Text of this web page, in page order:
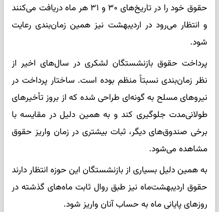
حقوق خود را در تاریخ‌های ۳۰ و ۳۱ هر ماه دریافت می‌کنند
و انتظار می‌رود در اردیبهشت نیز همین زمان‌بندی رعایت
شود.
پرداخت حقوق بازنشستگان لشکری در سال‌های اخیر از
نظر زمان‌بندی نسبتاً منظم بوده است. ساختار پرداخت در
نیروهای مسلح به گونه‌ای طراحی شده که از بروز تأخیرهای
طولانی‌مدت جلوگیری کند و به همین دلیل در مقایسه با
برخی صندوق‌های دیگر، ثبات بیشتری در زمان واریز حقوق
مشاهده می‌شود.
به همین دلیل بسیاری از بازنشستگان این حوزه انتظار دارند
حقوق اردیبهشت‌ماه نیز طبق روال ثابت ماه‌های گذشته در
روزهای پایانی ماه به حساب آنان واریز شود.